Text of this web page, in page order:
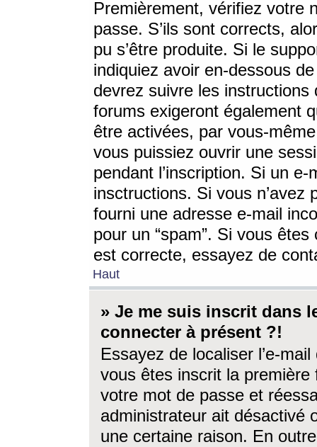
Premièrement, vérifiez votre
passe. S’ils sont corrects,
pu s’être produite. Si le
indiquiez avoir en-dessous
devrez suivre les
forums exigeront également
être activées, par vous-
vous puissiez ouvrir une
pendant l’inscription. Si un
insctructions. Si vous n’avez
fourni une adresse e-mail
pour un “spam”. Si vous
est correcte, essayez de
Haut
» Je me suis inscrit dans
connecter à présent ?!
Essayez de localiser l’e-
vous êtes inscrit la première
votre mot de passe et
administrateur ait désactivé
une certaine raison. En